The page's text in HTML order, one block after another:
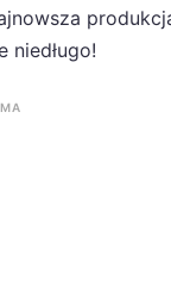
niedługo!